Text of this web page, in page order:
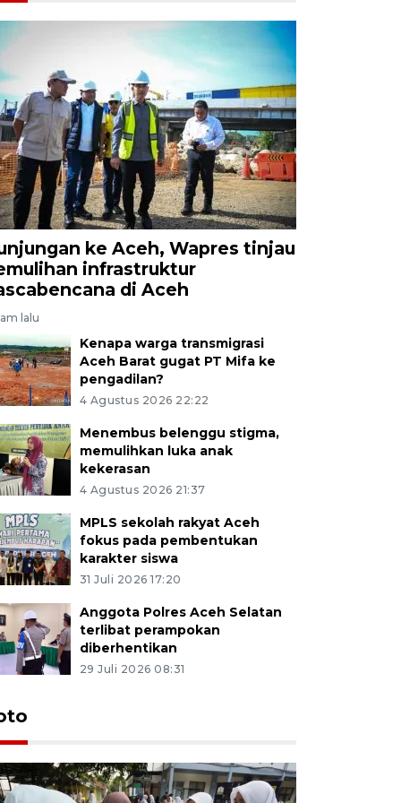
ke Aceh, Wapres tinjau
infrastruktur
di Aceh
lalu
Kenapa warga transmigrasi
Aceh Barat gugat PT Mifa ke
pengadilan?
4 Agustus 2026 22:22
Menembus belenggu stigma,
memulihkan luka anak
kekerasan
4 Agustus 2026 21:37
MPLS sekolah rakyat Aceh
fokus pada pembentukan
karakter siswa
31 Juli 2026 17:20
Anggota Polres Aceh Selatan
terlibat perampokan
diberhentikan
29 Juli 2026 08:31